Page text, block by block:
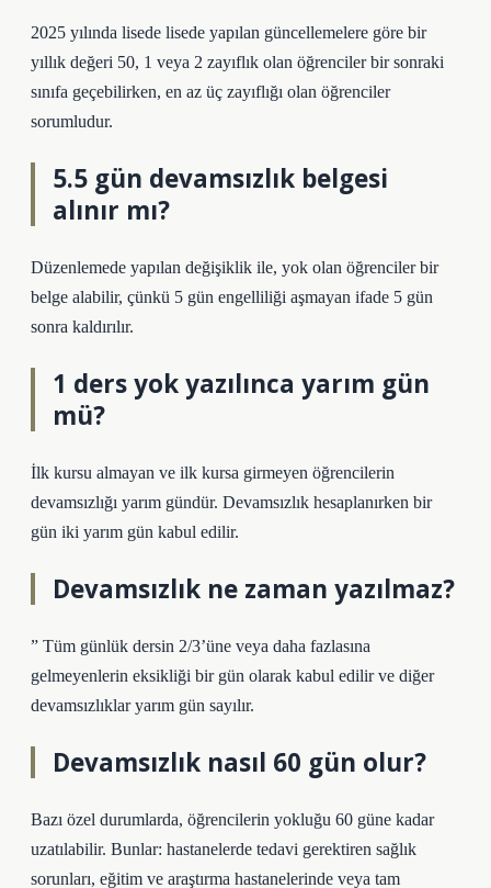
2025 yılında lisede lisede yapılan güncellemelere göre bir
yıllık değeri 50, 1 veya 2 zayıflık olan öğrenciler bir sonraki
sınıfa geçebilirken, en az üç zayıflığı olan öğrenciler
sorumludur.
5.5 gün devamsızlık belgesi
alınır mı?
Düzenlemede yapılan değişiklik ile, yok olan öğrenciler bir
belge alabilir, çünkü 5 gün engelliliği aşmayan ifade 5 gün
sonra kaldırılır.
1 ders yok yazılınca yarım gün
mü?
İlk kursu almayan ve ilk kursa girmeyen öğrencilerin
devamsızlığı yarım gündür. Devamsızlık hesaplanırken bir
gün iki yarım gün kabul edilir.
Devamsızlık ne zaman yazılmaz?
” Tüm günlük dersin 2/3’üne veya daha fazlasına
gelmeyenlerin eksikliği bir gün olarak kabul edilir ve diğer
devamsızlıklar yarım gün sayılır.
Devamsızlık nasıl 60 gün olur?
Bazı özel durumlarda, öğrencilerin yokluğu 60 güne kadar
uzatılabilir. Bunlar: hastanelerde tedavi gerektiren sağlık
sorunları, eğitim ve araştırma hastanelerinde veya tam